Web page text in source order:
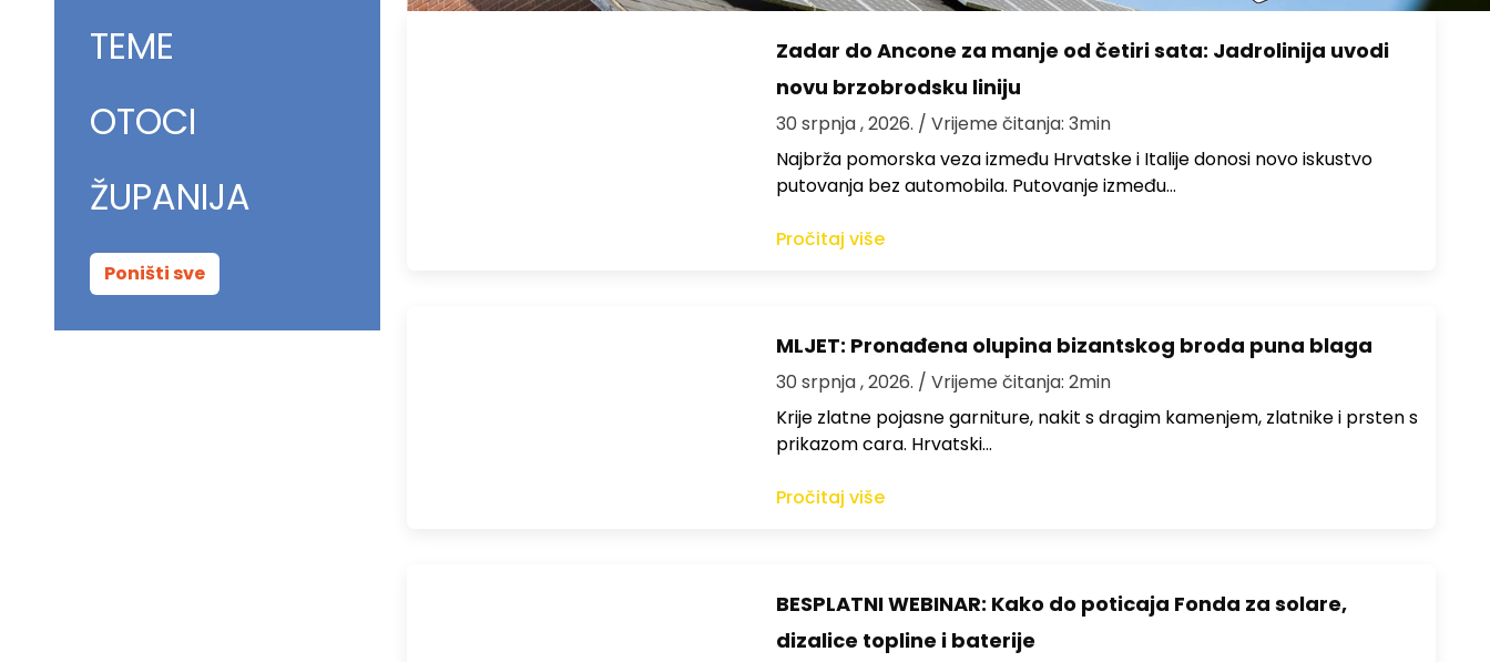
TEME
OTOCI
ŽUPANIJA
Poništi sve
Zadar do Ancone za manje od četiri sata: Jadrolinija uvodi
novu brzobrodsku liniju
30 srpnja , 2026. / Vrijeme čitanja: 3min
Najbrža pomorska veza između Hrvatske i Italije donosi novo iskustvo
putovanja bez automobila. Putovanje između…
Pročitaj više
MLJET: Pronađena olupina bizantskog broda puna blaga
30 srpnja , 2026. / Vrijeme čitanja: 2min
Krije zlatne pojasne garniture, nakit s dragim kamenjem, zlatnike i prsten s
prikazom cara. Hrvatski…
Pročitaj više
BESPLATNI WEBINAR: Kako do poticaja Fonda za solare,
dizalice topline i baterije